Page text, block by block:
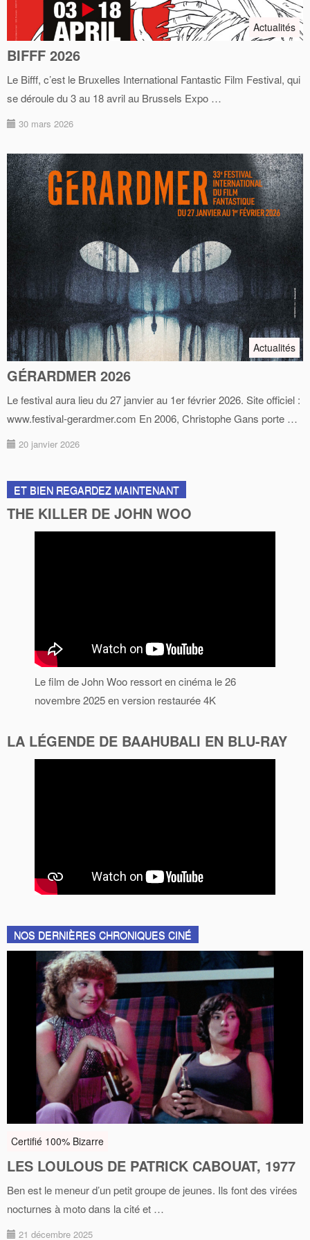
Actualités
BIFFF 2026
Le Bifff, c’est le Bruxelles International Fantastic Film Festival, qui
se déroule du 3 au 18 avril au Brussels Expo …
30 mars 2026
Actualités
GÉRARDMER 2026
Le festival aura lieu du 27 janvier au 1er février 2026. Site officiel :
www.festival-gerardmer.com En 2006, Christophe Gans porte …
20 janvier 2026
ET BIEN REGARDEZ MAINTENANT
THE KILLER DE JOHN WOO
Le film de John Woo ressort en cinéma le 26
novembre 2025 en version restaurée 4K
LA LÉGENDE DE BAAHUBALI EN BLU-RAY
NOS DERNIÈRES CHRONIQUES CINÉ
Certifié 100% Bizarre
LES LOULOUS DE PATRICK CABOUAT, 1977
Ben est le meneur d’un petit groupe de jeunes. Ils font des virées
nocturnes à moto dans la cité et …
21 décembre 2025